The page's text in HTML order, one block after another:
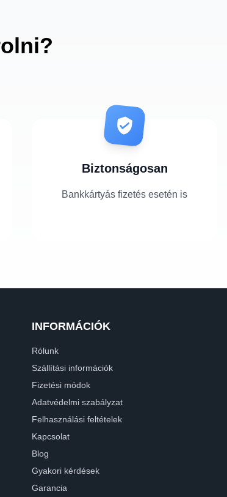
Biztonságosan
Bankkártyás fizetés esetén is
INFORMÁCIÓK
Rólunk
Szállítási információk
Fizetési módok
Adatvédelmi szabályzat
Felhasználási feltételek
Kapcsolat
Blog
Gyakori kérdések
Garancia